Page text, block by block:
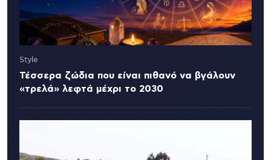
Style
Τέσσερα ζώδια που είναι πιθανό να βγάλουν
«τρελά» λεφτά μέχρι το 2030